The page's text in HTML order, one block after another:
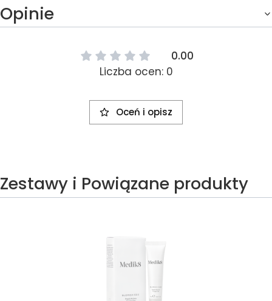
Opinie
0.00
Liczba ocen: 0
Oceń i opisz
Zestawy i Powiązane produkty